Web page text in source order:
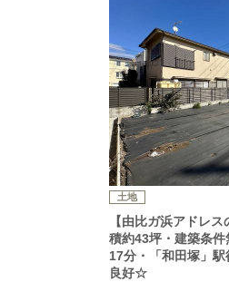
土地
【由比ガ浜アドレ
積約43坪・建築条
17分・「和田塚」
良好☆